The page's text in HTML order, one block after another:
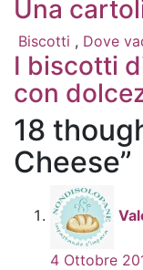
Una
Biscotti , Dove
I biscotti
con
18
Cheese”
4 Ottobre